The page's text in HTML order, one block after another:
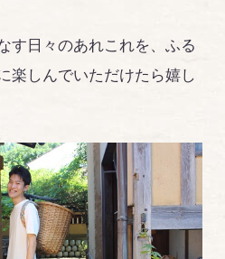
す日々のあれこれを、ふる
楽しんでいただけたら嬉し